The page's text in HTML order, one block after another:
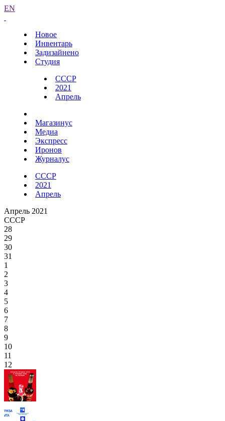
EN
Новое
Инвентарь
Задизайнено
Студия
СССР
2021
Апрель
Магазинус
Медиа
Экспресс
Иронов
Журналус
СССР
2021
Апрель
Апрель 2021
СССР
28
29
30
31
1
2
3
4
5
6
7
8
9
10
11
12